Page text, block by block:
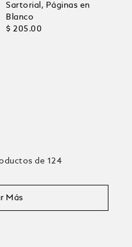
Sartorial, Páginas en
Blanco
$ 205.00
de 124
Más